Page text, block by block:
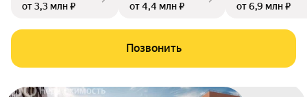
от 3,3 млн ₽
от 4,4 млн ₽
от 6,9 млн ₽
Позвонить